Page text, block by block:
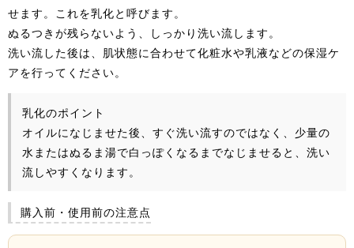
せます。これを乳化と呼びます。
ぬるつきが残らないよう、しっかり洗い流します。
洗い流した後は、肌状態に合わせて化粧水や乳液などの保湿ケ
アを行ってください。
乳化のポイント
オイルになじませた後、すぐ洗い流すのではなく、少量の
水またはぬるま湯で白っぽくなるまでなじませると、洗い
流しやすくなります。
購入前・使用前の注意点